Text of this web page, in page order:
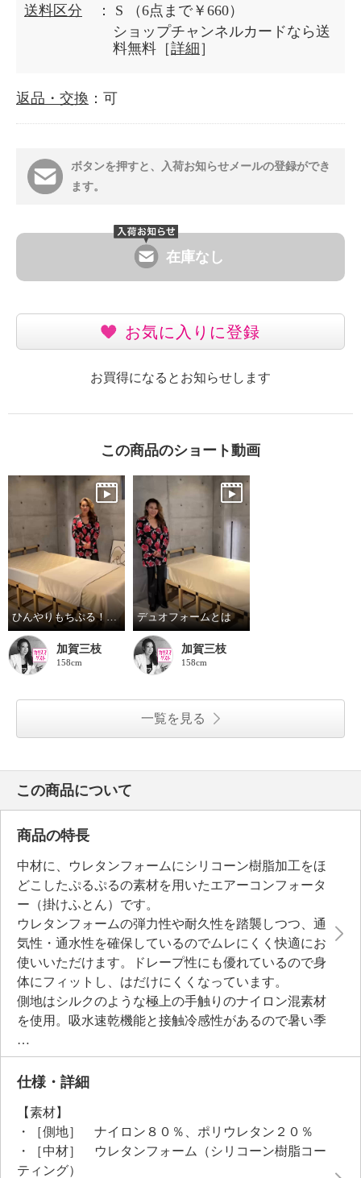
送料区分 ： S
（6点まで￥660）
ショップチャンネルカードなら送
料無料［詳細 ］
返品・交換 ：可
ボタンを押すと、入荷お知らせメールの登録ができ
ます。
在庫なし
お気に入りに登録
お買得になるとお知らせします
この商品のショート動画
ひんやりもちぷる！夏用寝具デビュー
加賀三枝
158cm
デュオフォームとは
加賀三枝
158cm
一覧を見る
この商品について
商品の特長
中材に、ウレタンフォームにシリコーン樹脂加工をほ
どこしたぷるぷるの素材を用いたエアーコンフォータ
ー（掛けふとん）です。
ウレタンフォームの弾力性や耐久性を踏襲しつつ、通
気性・通水性を確保しているのでムレにくく快適にお
使いいただけます。ドレープ性にも優れているので身
体にフィットし、はだけにくくなっています。
側地はシルクのような極上の手触りのナイロン混素材
を使用。吸水速乾機能と接触冷感性があるので暑い季
節も気持ちよくお使いいただけます。
中材にウレタンフォームを使用しているにも関わら
ず、ご家庭の洗濯機で洗えてさらに乾燥機（低温）も
とびきりの“ぷるひや触感”で未体験の心地よさをご堪
能ください。
仕様・詳細
【素材】
・［側地］ ナイロン８０％、ポリウレタン２０％
・［中材］ ウレタンフォーム（シリコーン樹脂コー
ティング）